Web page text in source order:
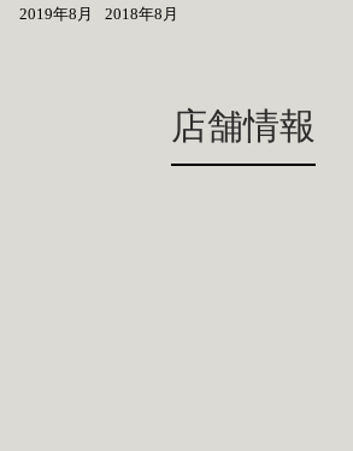
2019年8月
2018年8月
店舗情報